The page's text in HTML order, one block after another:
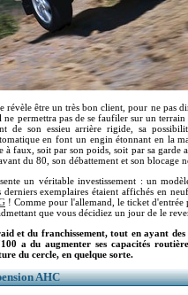
révèle être un très bon client, pour ne pas
permettra pas de se faufiler sur un
de son essieu arrière rigide, sa
en font un engin étonnant en la
à faux, soit par son poids, soit par sa
du 80, son débattement et son blocage
un véritable investissement : un
exemplaires étaient affichés en
! Comme pour l'allemand, le ticket d'entrée
que vous décidiez un jour de le
et du franchissement, tout en ayant des
a du augmenter ses capacités
du cercle, en quelque sorte.
AHC